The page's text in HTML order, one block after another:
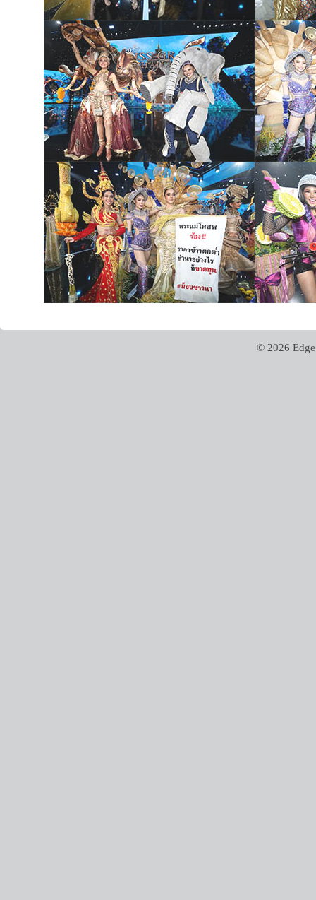
© 2026